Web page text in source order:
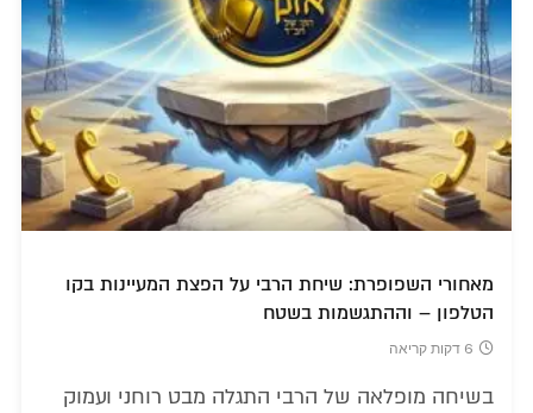
מאחורי השפופרת: שיחת הרבי על הפצת המעיינות בקו
הטלפון – וההתגשמות בשטח
6 דקות קריאה
בשיחה מופלאה של הרבי התגלה מבט רוחני ועמוק